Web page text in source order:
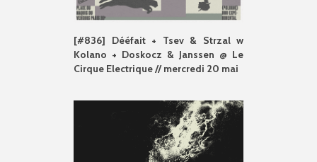
[#836] Dééfait + Tsev & Strzal w
Kolano + Doskocz & Janssen @ Le
Cirque Electrique // mercredi 20 mai